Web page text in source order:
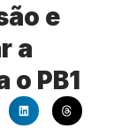
e
a
PB1